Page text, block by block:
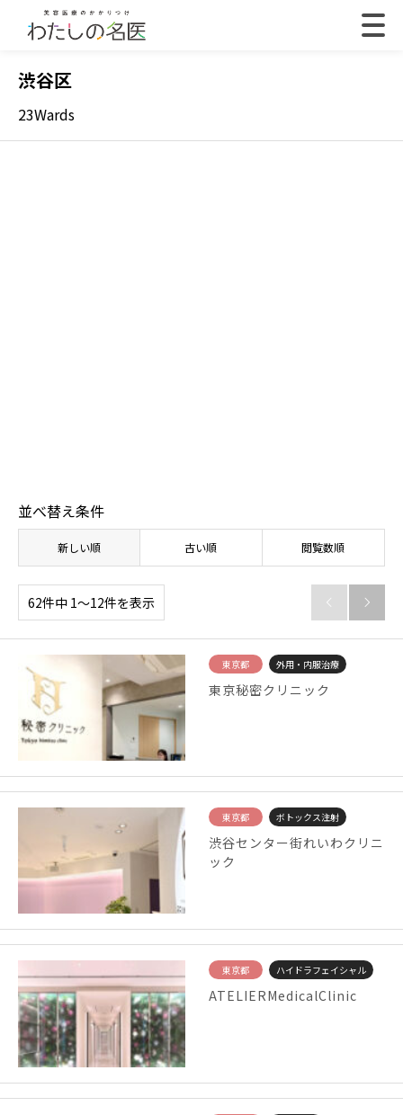
渋谷区
23Wards
並べ替え条件
新しい順 古い順 閲覧数順
62件中 1〜12件を表示  
東京都 外用・内服治療
東京秘密クリニック
東京都 ボトックス注射
渋谷センター街れいわクリニ
ック
東京都 ハイドラフェイシャル
ATELIERMedicalClinic